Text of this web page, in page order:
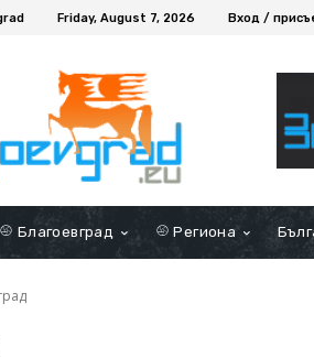
Friday, August 7, 2026 Вход /
Благоевград Региона